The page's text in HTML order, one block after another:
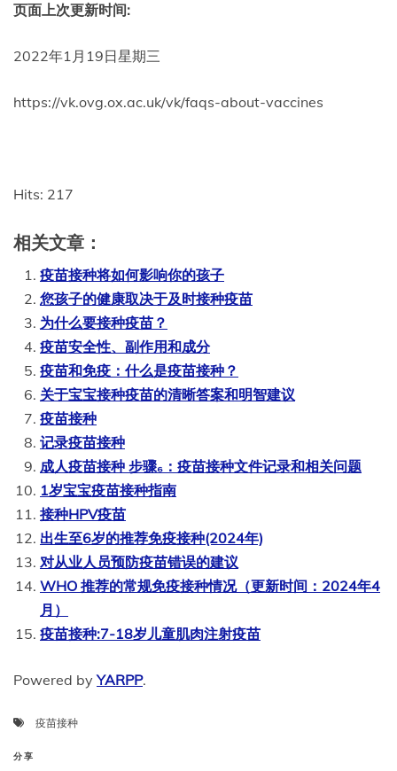
页面上次更新时间:
2022年1月19日星期三
https://vk.ovg.ox.ac.uk/vk/faqs-about-vaccines
Hits: 217
相关文章：
疫苗接种将如何影响你的孩子
您孩子的健康取决于及时接种疫苗
为什么要接种疫苗？
疫苗安全性、副作用和成分
疫苗和免疫：什么是疫苗接种？
关于宝宝接种疫苗的清晰答案和明智建议
疫苗接种
记录疫苗接种
成人疫苗接种 步骤₆：疫苗接种文件记录和相关问题
1岁宝宝疫苗接种指南
接种HPV疫苗
出生至6岁的推荐免疫接种(2024年)
对从业人员预防疫苗错误的建议
WHO 推荐的常规免疫接种情况（更新时间：2024年4
月）
疫苗接种:7-18岁儿童肌肉注射疫苗
Powered byYARPP.
疫苗接种
分享